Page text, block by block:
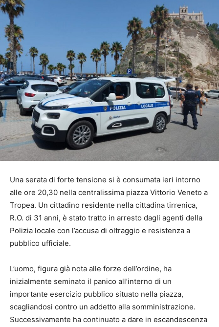
Una serata di forte tensione si è consumata ieri intorno
alle ore 20,30 nella centralissima piazza Vittorio Veneto a
Tropea. Un cittadino residente nella cittadina tirrenica,
R.O. di 31 anni, è stato tratto in arresto dagli agenti della
Polizia locale con l’accusa di oltraggio e resistenza a
pubblico ufficiale.
L’uomo, figura già nota alle forze dell’ordine, ha
inizialmente seminato il panico all’interno di un
importante esercizio pubblico situato nella piazza,
scagliandosi contro un addetto alla somministrazione.
Successivamente ha continuato a dare in escandescenza